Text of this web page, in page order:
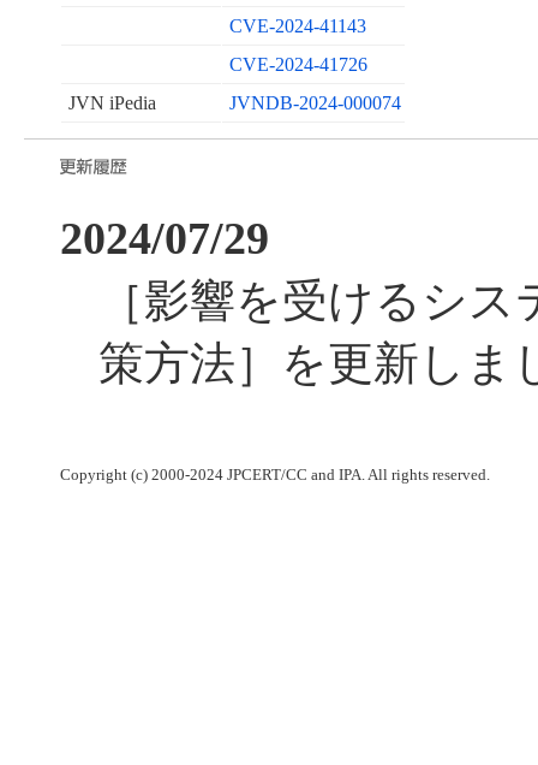
CVE-2024-41143
CVE-2024-41726
JVN iPedia
JVNDB-2024-000074
2024/07/29
［影響を受けるシ
策方法］を更新しま
Copyright (c) 2000-2024 JPCERT/CC and IPA. All rights reserved.